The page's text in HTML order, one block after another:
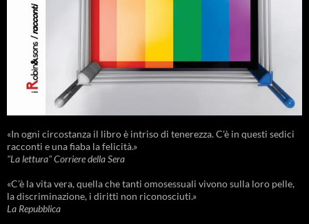
«In ogni circostanza il libro è intriso di tenerezza. C'è in questi sedici
racconti e una fiaba la felicità.»
"La lettura" Corriere della Sera
«C’è la vita vera, quella che tanti omosessuali vivono sulla loro pelle,
la discriminazione, i diritti non riconosciuti.»
La Repubblica